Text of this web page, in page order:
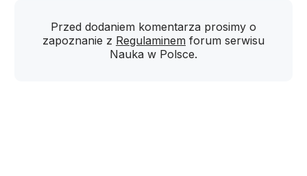
Przed dodaniem komentarza prosimy o
zapoznanie z Regulaminem forum serwisu
Nauka w Polsce.